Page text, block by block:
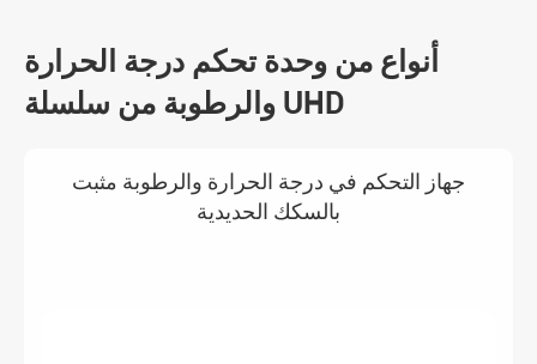
أنواع من وحدة تحكم درجة الحرارة
والرطوبة من سلسلة UHD
جهاز التحكم في درجة الحرارة والرطوبة مثبت
بالسكك الحديدية